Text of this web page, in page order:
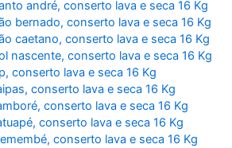
andré,conserto lava e seca 16 Kg
bernado,conserto lava e seca 16 Kg
caetano,conserto lava e seca 16 Kg
nascente,conserto lava e seca 16 Kg
,conserto lava e seca 16 Kg
,conserto lava e seca 16 Kg
,conserto lava e seca 16 Kg
,conserto lava e seca 16 Kg
,conserto lava e seca 16 Kg